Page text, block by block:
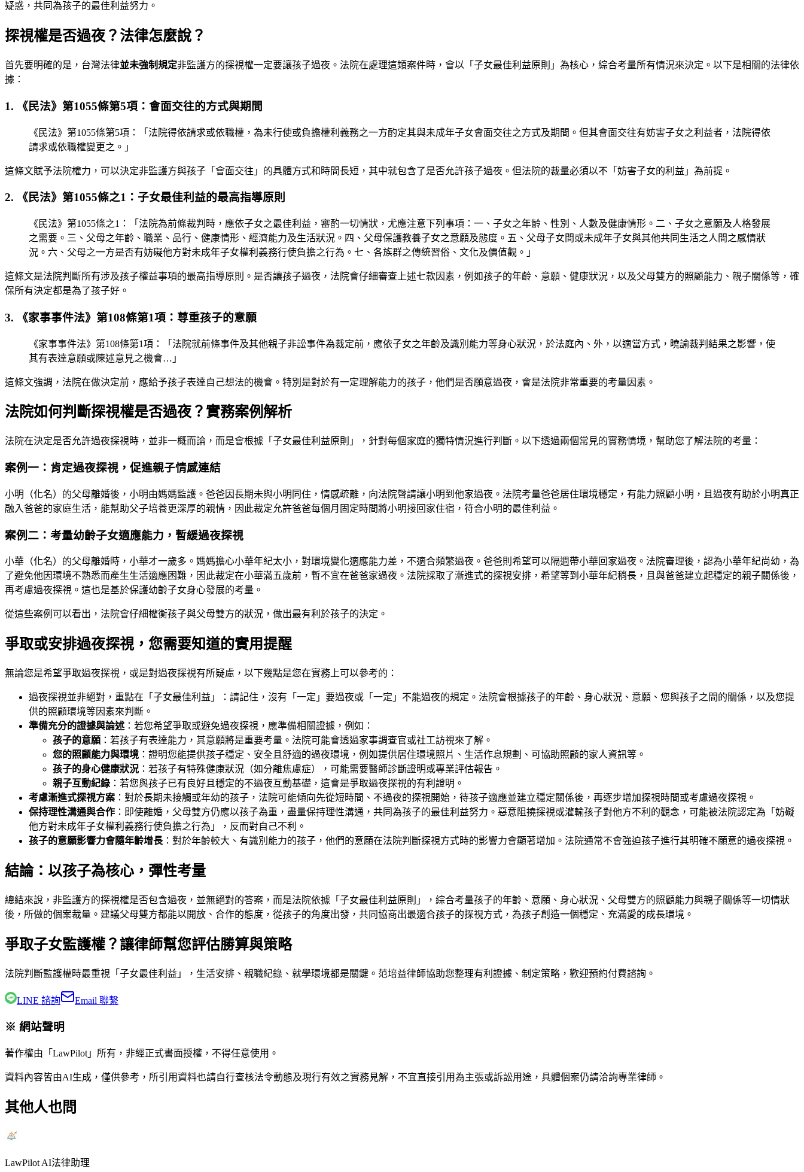
疑惑，共同為孩子的最佳利益努力。
探視權是否過夜？法律怎麼說？
首先要明確的是，台灣法律並未強制規定非監護方的探視權一定要讓孩子過夜。法院在處理這類案件時，會以「子女最佳利益原則」為核心，綜合考量所有情況來決定。以下是相關的法律依
據：
1. 《民法》第1055條第5項：會面交往的方式與期間
《民法》第1055條第5項：「法院得依請求或依職權，為未行使或負擔權利義務之一方酌定其與未成年子女會面交往之方式及期間。但其會面交往有妨害子女之利益者，法院得依
請求或依職權變更之。」
這條文賦予法院權力，可以決定非監護方與孩子「會面交往」的具體方式和時間長短，其中就包含了是否允許孩子過夜。但法院的裁量必須以不「妨害子女的利益」為前提。
2. 《民法》第1055條之1：子女最佳利益的最高指導原則
《民法》第1055條之1：「法院為前條裁判時，應依子女之最佳利益，審酌一切情狀，尤應注意下列事項：一、子女之年齡、性別、人數及健康情形。二、子女之意願及人格發展
之需要。三、父母之年齡、職業、品行、健康情形、經濟能力及生活狀況。四、父母保護教養子女之意願及態度。五、父母子女間或未成年子女與其他共同生活之人間之感情狀
況。六、父母之一方是否有妨礙他方對未成年子女權利義務行使負擔之行為。七、各族群之傳統習俗、文化及價值觀。」
這條文是法院判斷所有涉及孩子權益事項的最高指導原則。是否讓孩子過夜，法院會仔細審查上述七款因素，例如孩子的年齡、意願、健康狀況，以及父母雙方的照顧能力、親子關係等，確
保所有決定都是為了孩子好。
3. 《家事事件法》第108條第1項：尊重孩子的意願
《家事事件法》第108條第1項：「法院就前條事件及其他親子非訟事件為裁定前，應依子女之年齡及識別能力等身心狀況，於法庭內、外，以適當方式，曉諭裁判結果之影響，使
其有表達意願或陳述意見之機會…」
這條文強調，法院在做決定前，應給予孩子表達自己想法的機會。特別是對於有一定理解能力的孩子，他們是否願意過夜，會是法院非常重要的考量因素。
法院如何判斷探視權是否過夜？實務案例解析
法院在決定是否允許過夜探視時，並非一概而論，而是會根據「子女最佳利益原則」，針對每個家庭的獨特情況進行判斷。以下透過兩個常見的實務情境，幫助您了解法院的考量：
案例一：肯定過夜探視，促進親子情感連結
小明（化名）的父母離婚後，小明由媽媽監護。爸爸因長期未與小明同住，情感疏離，向法院聲請讓小明到他家過夜。法院考量爸爸居住環境穩定，有能力照顧小明，且過夜有助於小明真正
融入爸爸的家庭生活，能幫助父子培養更深厚的親情，因此裁定允許爸爸每個月固定時間將小明接回家住宿，符合小明的最佳利益。
案例二：考量幼齡子女適應能力，暫緩過夜探視
小華（化名）的父母離婚時，小華才一歲多。媽媽擔心小華年紀太小，對環境變化適應能力差，不適合頻繁過夜。爸爸則希望可以隔週帶小華回家過夜。法院審理後，認為小華年紀尚幼，為
了避免他因環境不熟悉而產生生活適應困難，因此裁定在小華滿五歲前，暫不宜在爸爸家過夜。法院採取了漸進式的探視安排，希望等到小華年紀稍長，且與爸爸建立起穩定的親子關係後，
再考慮過夜探視。這也是基於保護幼齡子女身心發展的考量。
從這些案例可以看出，法院會仔細權衡孩子與父母雙方的狀況，做出最有利於孩子的決定。
爭取或安排過夜探視，您需要知道的實用提醒
無論您是希望爭取過夜探視，或是對過夜探視有所疑慮，以下幾點是您在實務上可以參考的：
過夜探視並非絕對，重點在「子女最佳利益」：請記住，沒有「一定」要過夜或「一定」不能過夜的規定。法院會根據孩子的年齡、身心狀況、意願、您與孩子之間的關係，以及您提
供的照顧環境等因素來判斷。
準備充分的證據與論述 ：若您希望爭取或避免過夜探視，應準備相關證據，例如：
孩子的意願 ：若孩子有表達能力，其意願將是重要考量。法院可能會透過家事調查官或社工訪視來了解。
您的照顧能力與環境 ：證明您能提供孩子穩定、安全且舒適的過夜環境，例如提供居住環境照片、生活作息規劃、可協助照顧的家人資訊等。
孩子的身心健康狀況 ：若孩子有特殊健康狀況（如分離焦慮症），可能需要醫師診斷證明或專業評估報告。
親子互動紀錄 ：若您與孩子已有良好且穩定的不過夜互動基礎，這會是爭取過夜探視的有利證明。
考慮漸進式探視方案 ：對於長期未接觸或年幼的孩子，法院可能傾向先從短時間、不過夜的探視開始，待孩子適應並建立穩定關係後，再逐步增加探視時間或考慮過夜探視。
保持理性溝通與合作 ：即使離婚，父母雙方仍應以孩子為重，盡量保持理性溝通，共同為孩子的最佳利益努力。惡意阻撓探視或灌輸孩子對他方不利的觀念，可能被法院認定為「妨礙
他方對未成年子女權利義務行使負擔之行為」，反而對自己不利。
孩子的意願影響力會隨年齡增長 ：對於年齡較大、有識別能力的孩子，他們的意願在法院判斷探視方式時的影響力會顯著增加。法院通常不會強迫孩子進行其明確不願意的過夜探視。
結論：以孩子為核心，彈性考量
總結來說，非監護方的探視權是否包含過夜，並無絕對的答案，而是法院依據「子女最佳利益原則」，綜合考量孩子的年齡、意願、身心狀況、父母雙方的照顧能力與親子關係等一切情狀
後，所做的個案裁量。建議父母雙方都能以開放、合作的態度，從孩子的角度出發，共同協商出最適合孩子的探視方式，為孩子創造一個穩定、充滿愛的成長環境。
爭取子女監護權？讓律師幫您評估勝算與策略
法院判斷監護權時最重視「子女最佳利益」，生活安排、親職紀錄、就學環境都是關鍵。 范培益律師協助您整理有利證據、制定策略，歡迎預約付費諮詢。
LINE 諮詢 Email 聯繫
※ 網站聲明
著作權由「LawPilot」所有，非經正式書面授權，不得任意使用。
資料內容皆由AI生成，僅供參考，所引用資料也請自行查核法令動態及現行有效之實務見解，不宜直接引用為主張或訴訟用途，具體個案仍請洽詢專業律師。
其他人也問
LawPilot AI法律助理